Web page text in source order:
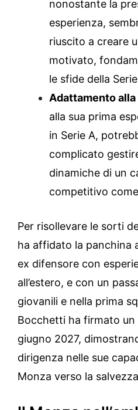
nonostante la
esperienza,
riuscito a creare
motivato,
le sfide della
Adattamento
alla sua prima
in Serie A,
complicato
dinamiche di un
competitivo
Per risollevare le sorti
ha affidato la panchina
ex difensore con
all’estero, e con un
giovanili e nella prima
Bocchetti ha firmato
giugno 2027,
dirigenza nelle sue
Monza verso la